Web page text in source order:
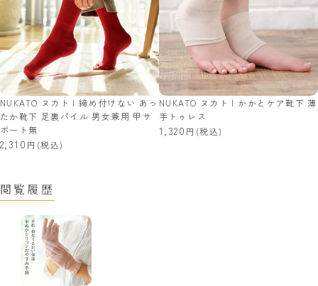
NUKATO ヌカト | 締め付けない あっ
たか靴下 足裏パイル 男女兼用 甲サ
ポート無
2,310 (税込)
NUKATO ヌカト | かかとケア靴下 薄
手トゥレス
1,320 (税込)
閲覧履歴